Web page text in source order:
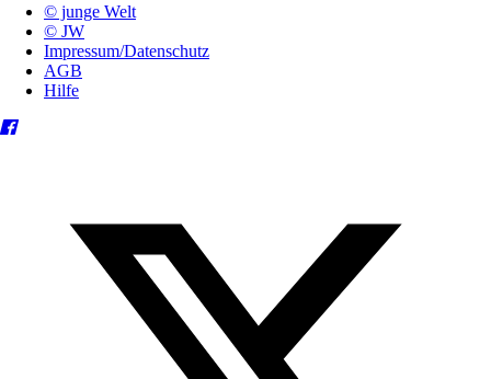
© junge Welt
© JW
Impressum/Datenschutz
AGB
Hilfe